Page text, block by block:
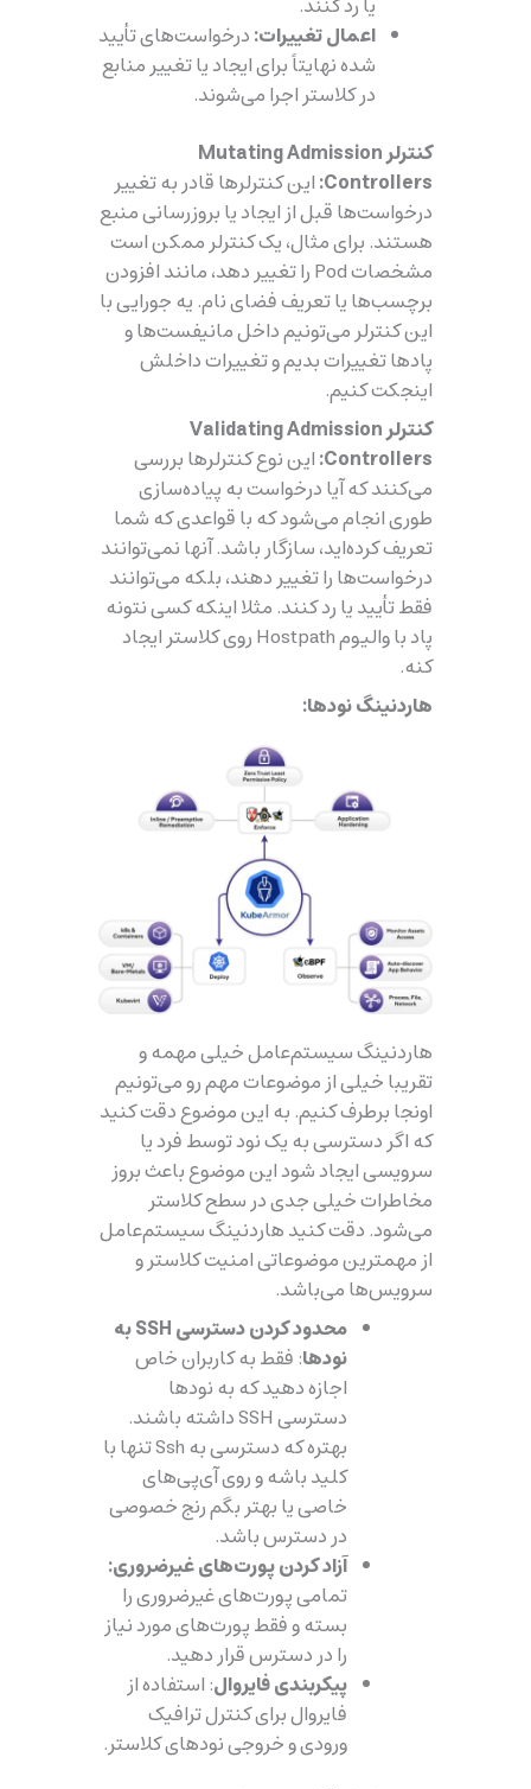
اعمال تغییرات:درخواست‌های تأیید
شده نهایتاً برای ایجاد یا تغییر منابع
در کلاستر اجرا می‌شوند.
کنترلر Mutating Admission
Controllers: این کنترلرها قادر به تغییر
درخواست‌ها قبل از ایجاد یا بروزرسانی منبع
هستند. برای مثال، یک کنترلر ممکن است
مشخصات Pod را تغییر دهد، مانند افزودن
برچسب‌ها یا تعریف فضای نام. یه جورایی با
این کنترلر می‌تونیم داخل مانیفست‌ها و
پادها تغییرات بدیم و تغییرات داخلش
اینجکت کنیم.
کنترلر Validating Admission
Controllers: این نوع کنترلرها بررسی
می‌کنند که آیا درخواست به پیاده‌سازی
طوری انجام می‌شود که با قواعدی که شما
تعریف کرده‌اید، سازگار باشد. آنها نمی‌توانند
درخواست‌ها را تغییر دهند، بلکه می‌توانند
فقط تأیید یا رد کنند. مثلا اینکه کسی نتونه
پاد با والیوم Hostpath روی کلاستر ایجاد
کنه.
هاردنینگ نودها:
هاردنینگ سیستم‌عامل خیلی مهمه و
تقریبا خیلی از موضوعات مهم رو می‌تونیم
اونجا برطرف کنیم. به این موضوع دقت کنید
که اگر دسترسی به یک نود توسط فرد یا
سرویسی ایجاد شود این موضوع باعث بروز
مخاطرات خیلی جدی در سطح کلاستر
می‌شود. دقت کنید هاردنینگ سیستم‌عامل
از مهمترین موضوعاتی امنیت کلاستر و
سرویس‌ها می‌باشد.
محدود کردن دسترسی SSH به
نودها: فقط به کاربران خاص
اجازه دهید که به نودها
دسترسی SSH داشته باشند.
بهتره که دسترسی به Ssh تنها با
کلید باشه و روی آی‌پی‌های
خاصی یا بهتر بگم رنج خصوصی
در دسترس باشد.
آزاد کردن پورت‌های غیرضروری:
تمامی پورت‌های غیرضروری را
بسته و فقط پورت‌های مورد نیاز
را در دسترس قرار دهید.
پیکربندی فایروال: استفاده از
فایروال برای کنترل ترافیک
ورودی و خروجی نودهای کلاستر.